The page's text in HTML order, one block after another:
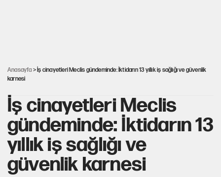
Anasayfa > İş cinayetleri Meclis gündeminde: İktidarın 13 yıllık iş sağlığı ve güvenlik
karnesi
İş cinayetleri Meclis
gündeminde: İktidarın 13
yıllık iş sağlığı ve
güvenlik karnesi